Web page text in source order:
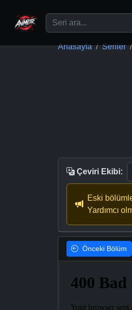
Anasayfa Seriler
Çeviri Ekibi:
Eski
Yardımcı
Önceki Bölüm